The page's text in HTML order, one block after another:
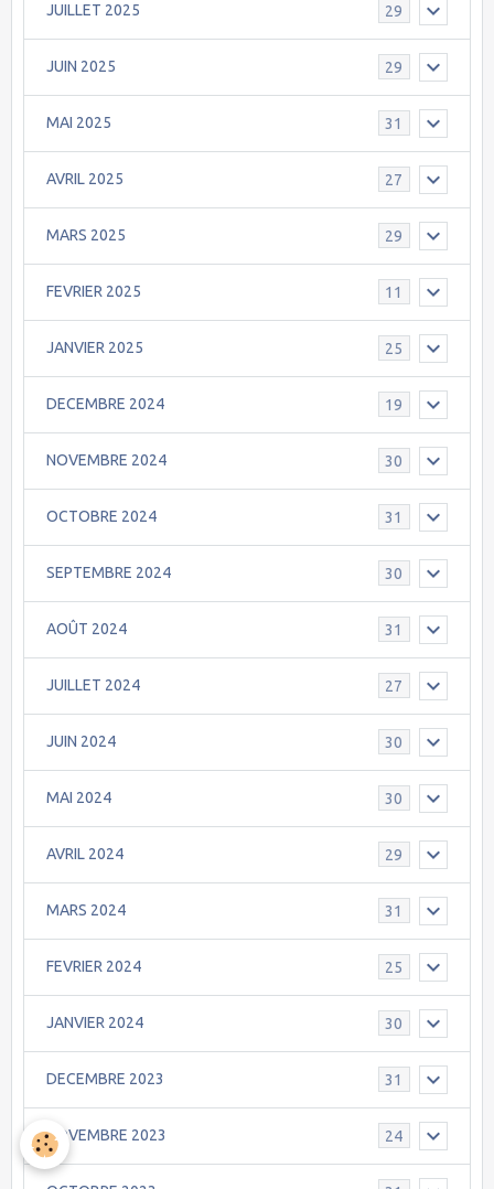
JUILLET 2025 29
JUIN 2025 29
MAI 2025 31
AVRIL 2025 27
MARS 2025 29
FEVRIER 2025 11
JANVIER 2025 25
DECEMBRE 2024 19
NOVEMBRE 2024 30
OCTOBRE 2024 31
SEPTEMBRE 2024 30
AOÛT 2024 31
JUILLET 2024 27
JUIN 2024 30
MAI 2024 30
AVRIL 2024 29
MARS 2024 31
FEVRIER 2024 25
JANVIER 2024 30
DECEMBRE 2023 31
NOVEMBRE 2023 24